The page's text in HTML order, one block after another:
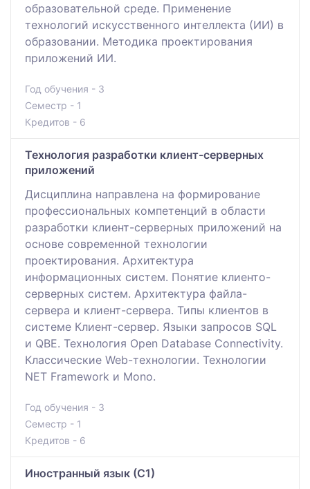
образовательной среде. Применение
технологий искусственного интеллекта (ИИ) в
образовании. Методика проектирования
приложений ИИ.
Год обучения - 3
Семестр - 1
Кредитов - 6
Технология разработки клиент-серверных
приложений
Дисциплина направлена на формирование
профессиональных компетенций в области
разработки клиент-серверных приложений на
основе современной технологии
проектирования. Архитектура
информационных систем. Понятие клиенто-
серверных систем. Архитектура файла-
сервера и клиент-сервера. Типы клиентов в
системе Клиент-сервер. Языки запросов SQL
и QBE. Технология Open Database Connectivity.
Классические Web-технологии. Технологии
NET Framework и Mono.
Год обучения - 3
Семестр - 1
Кредитов - 6
Иностранный язык (С1)